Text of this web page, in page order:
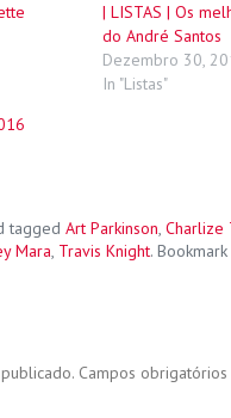
| LISTAS | Os
do André Santos
Dezembro 30,
In "Listas"
tagged Art Parkinson, Charlize
Mara, Travis Knight.
Campos